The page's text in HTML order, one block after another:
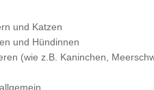
und Katzen
und Hündinnen
(wie z.B. Kaninchen,